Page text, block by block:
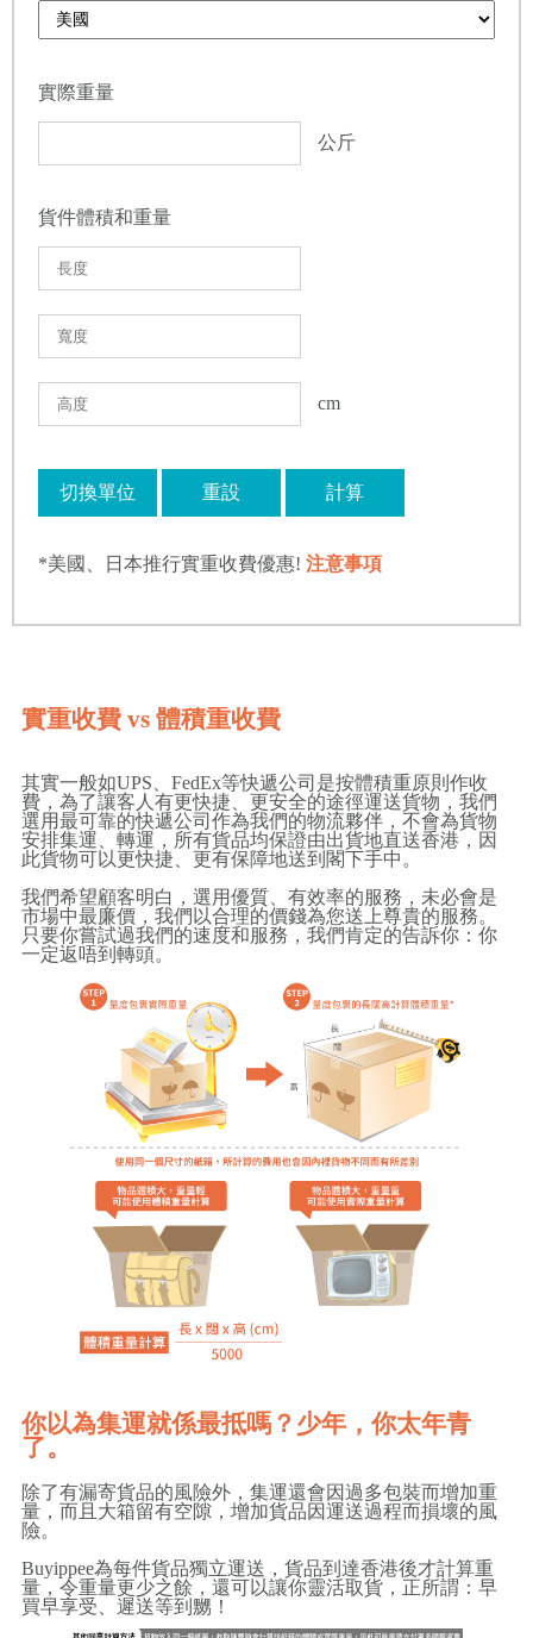
實際重量
公斤
貨件體積和重量
cm
切換單位 重設 計算
*美國、日本推行實重收費優惠! 注意事項
實重收費 vs 體積重收費
其實一般如UPS、FedEx等快遞公司是按體積重原則作收
費，為了讓客人有更快捷、更安全的途徑運送貨物，我們
選用最可靠的快遞公司作為我們的物流夥伴，不會為貨物
安排集運、轉運，所有貨品均保證由出貨地直送香港，因
此貨物可以更快捷、更有保障地送到閣下手中。
我們希望顧客明白，選用優質、有效率的服務，未必會是
市場中最廉價，我們以合理的價錢為您送上尊貴的服務。
只要你嘗試過我們的速度和服務，我們肯定的告訴你：你
一定返唔到轉頭。
你以為集運就係最抵嗎？少年，你太年青
了。
除了有漏寄貨品的風險外，集運還會因過多包裝而增加重
量，而且大箱留有空隙，增加貨品因運送過程而損壞的風
險。
Buyippee為每件貨品獨立運送，貨品到達香港後才計算重
量，令重量更少之餘，還可以讓你靈活取貨，正所謂：早
買早享受、遲送等到嬲！